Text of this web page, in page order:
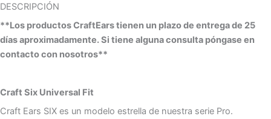
DESCRIPCIÓN
**Los productos CraftEars tienen un plazo de entrega de 25
días aproximadamente. Si tiene alguna consulta póngase en
contacto con nosotros**
Craft Six Universal Fit
Craft Ears SIX es un modelo estrella de nuestra serie Pro.